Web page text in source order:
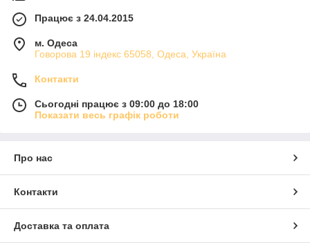
Працює з 24.04.2015
м. Одеса
Говорова 19 індекс 65058, Одеса, Україна
Контакти
Сьогодні працює з 09:00 до 18:00
Показати весь графік роботи
Про нас
Контакти
Доставка та оплата